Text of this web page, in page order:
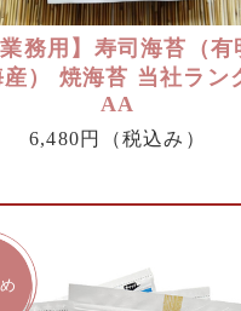
業務用】寿司海苔（有
産） 焼海苔 当社ラン
AA
6,480円 （税込み）